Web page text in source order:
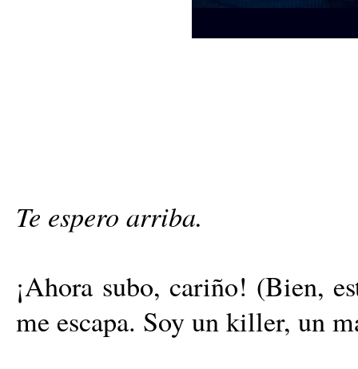
Te espero arriba.
¡Ahora subo, cariño! (Bien,
me escapa. Soy un killer, un